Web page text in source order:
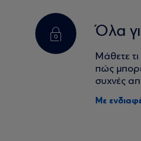
Όλα
Μάθετε
πώς
συχνές
Με